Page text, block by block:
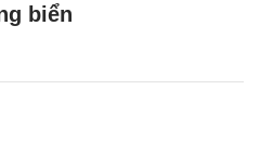
biển